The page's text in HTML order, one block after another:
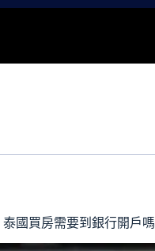
泰國買房需要到銀行開戶嗎